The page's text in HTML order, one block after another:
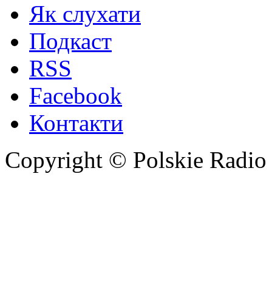
Як слухати
Подкаст
RSS
Facebook
Контакти
Copyright © Polskie